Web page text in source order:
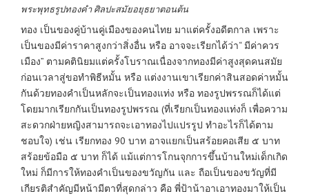
พระพุทธรูปทองคำ ศิลปะสมัยอยุธยาตอนต้น
ทอง เป็นของคู่บ้านคู่เมืองของคนไทย มาแต่ครั้งอดีตกาล เพราะ
เป็นของมีค่าราคาสูงกว่าสิ่งอื่น หรือ อาจจะเรียกได้ว่า“ มีค่าควร
เมือง” ตามคตินิยมแต่ครั้งโบราณเนื่องจากทองมีค่าสูงสุดคนสมัย
ก่อนเวลาสู่ขอทำพิธีหมั้น หรือ แต่งงานเขาเรียกค่าสินสอดค่าหมั้น
กันด้วยทองคำเป็นหลักจะเป็นทองแท่ง หรือ ทองรูปพรรณก็ได้แต่
โดยมากเรียกกันเป็นทองรูปพรรณ (ที่เรียกเป็นทองแท่งก็ เพื่อความ
สะดวกฝ่ายหญิงสามารถจะเอาทองไปแปรรูป ทำอะไรก็ได้ตาม
ชอบใจ) เช่น เรียกทอง 90 บาท อาจแยกเป็นสร้อยคอเสีย ๕ บาท
สร้อยข้อมือ ๕ บาท ก็ได้ แม้แต่การโกนจุกการขึ้นบ้านใหม่เด็กเกิด
ใหม่ ก็มีการให้ทองคำเป็นของขวัญกัน และ ถือเป็นของขวัญที่มี
เกียรติสำคัญมีหน้ามีตาที่สุดกล่าว คือ พี่ป้าน้าอาเอาทองมาให้เป็น